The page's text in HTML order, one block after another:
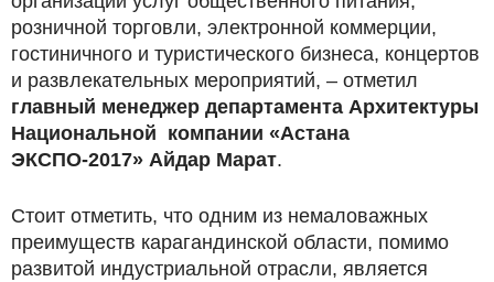
розничной торговли, электронной коммерции,
гостиничного и туристического бизнеса, концертов
и развлекательных мероприятий, – отметил
главный менеджер департамента Архитектуры
Национальной компании «Астана
ЭКСПО-2017» Айдар Марат.
Стоит отметить, что одним из немаловажных
преимуществ карагандинской области, помимо
развитой индустриальной отрасли, является